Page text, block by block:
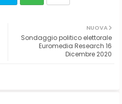
ats
NUOVA
Sondaggio politico elettorale
Euromedia Research 16
Dicembre 2020